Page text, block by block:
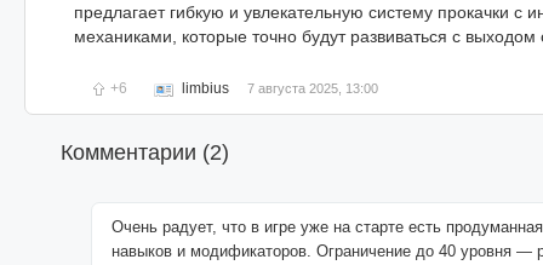
предлагает гибкую и увлекательную систему прокачки с
механиками, которые точно будут развиваться с
+6 limbius 7 августа 2025, 13:00
Комментарии (2)
Очень радует, что в игре уже на старте есть
навыков и модификаторов. Ограничение до 40 уровня —